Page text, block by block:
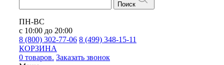
Поиск
ПН-ВС
с 10:00 до 20:00
8 (800) 302-77-06 8 (499) 348-15-11
КОРЗИНА
0 товаров. Заказать звонок